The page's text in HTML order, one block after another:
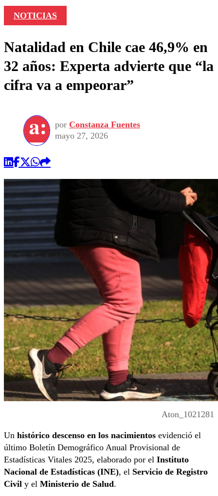
NOTICIAS
Natalidad en Chile cae 46,9% en
32 años: Experta advierte que “la
cifra va a empeorar”
por Constanza Fuentes
mayo 27, 2026
Aton_1021281
Un histórico descenso en los nacimientos evidenció el
último Boletín Demográfico Anual Provisional de
Estadísticas Vitales 2025, elaborado por el Instituto
Nacional de Estadísticas (INE), el Servicio de Registro
Civil y el Ministerio de Salud.